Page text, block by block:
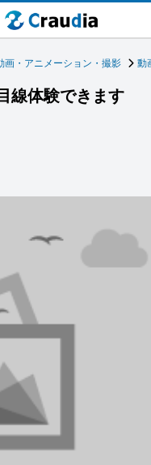
画・アニメーション・撮影 動
線体験できます